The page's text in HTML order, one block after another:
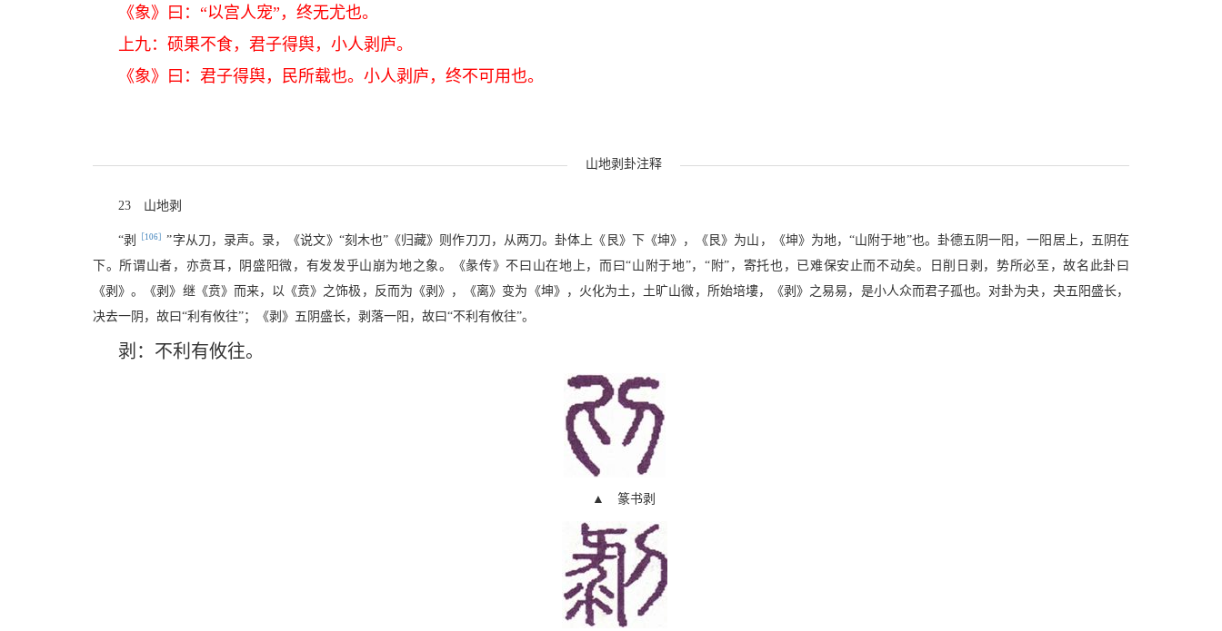
《象》曰：“以宫人宠”，终无尤也。
上九：硕果不食，君子得舆，小人剥庐。
《象》曰：君子得舆，民所载也。小人剥庐，终不可用也。
山地剥卦注释
23 山地剥
“剥 ［106］”字从刀，录声。录，《说文》“刻木也”《归藏》则作刀刀，从两刀。卦体上《艮》下《坤》，《艮》为山，《坤》为地，“山附于地”也。卦德五阴一阳，一阳居上，五阴在
下。所谓山者，亦贲耳，阴盛阳微，有发发乎山崩为地之象。《彖传》不曰山在地上，而曰“山附于地”，“附”，寄托也，已难保安止而不动矣。日削日剥，势所必至，故名此卦曰
《剥》。《剥》继《贲》而来，以《贲》之饰极，反而为《剥》，《离》变为《坤》，火化为土，土旷山微，所始培塿，《剥》之易易，是小人众而君子孤也。对卦为夬，夬五阳盛长，
决去一阴，故曰“利有攸往”；《剥》五阴盛长，剥落一阳，故曰“不利有攸往”。
剥：不利有攸往。
▲ 篆书剥